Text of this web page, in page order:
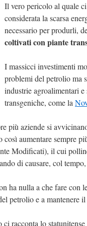
Il vero pericolo al quale
considerata la scarsa
necessario per produrli,
coltivati con piante
I massicci investimenti
problemi del petrolio ma
industrie agroalimentari
transgeniche, come la
più aziende si
così aumentare sempre
Modificati), il cui
di causare, col
ha nulla a che fare con
petrolio e a mantenere
ci racconta lo statunitense